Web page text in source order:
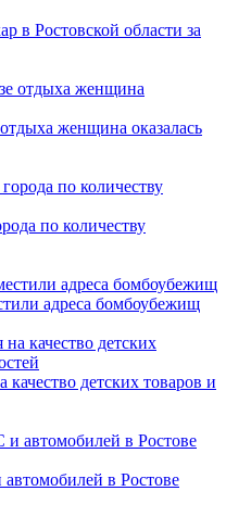
в Ростовской области за
женщина оказалась
по количеству
адреса бомбоубежищ
качество детских товаров и
в Ростове